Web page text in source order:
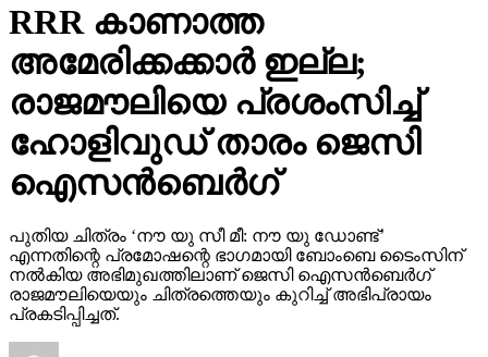
RRR കാണാത്ത
അമേരിക്കക്കാര്‍ ഇല്ല;
രാജമൗലിയെ പ്രശംസിച്ച്
ഹോളിവുഡ് താരം ജെസി
ഐസന്‍ബെര്‍ഗ്
പുതിയ ചിത്രം ‘നൗ യു സീ മീ: നൗ യു ഡോണ്ട്’
എന്നതിന്റെ പ്രമോഷന്റെ ഭാഗമായി ബോംബെ ടൈംസിന്
നല്‍കിയ അഭിമുഖത്തിലാണ് ജെസി ഐസന്‍ബെര്‍ഗ്
രാജമൗലിയെയും ചിത്രത്തെയും കുറിച്ച് അഭിപ്രായം
പ്രകടിപ്പിച്ചത്.